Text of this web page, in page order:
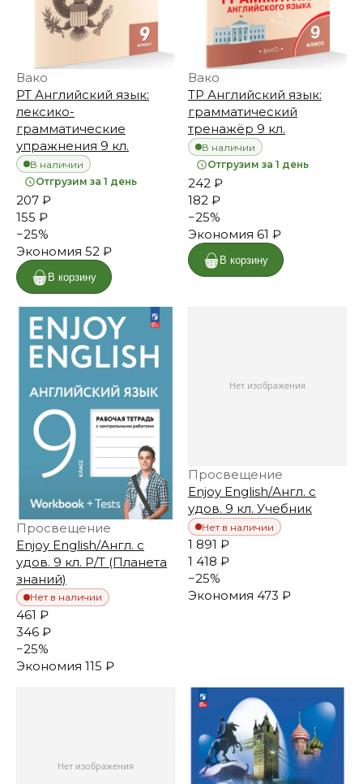
Вако
РТ Английский язык:
лексико-
грамматические
упражнения 9 кл.
В наличии
Отгрузим за 1 день
207 ₽
155 ₽
−25%
Экономия 52 ₽
В корзину
Вако
ТР Английский язык:
грамматический
тренажёр 9 кл.
В наличии
Отгрузим за 1 день
242 ₽
182 ₽
−25%
Экономия 61 ₽
В корзину
Просвещение
Enjoy English/Англ. с
удов. 9 кл. Р/Т (Планета
знаний)
Нет в наличии
461 ₽
346 ₽
−25%
Экономия 115 ₽
Просвещение
Enjoy English/Англ. с
удов. 9 кл. Учебник
Нет в наличии
1 891 ₽
1 418 ₽
−25%
Экономия 473 ₽